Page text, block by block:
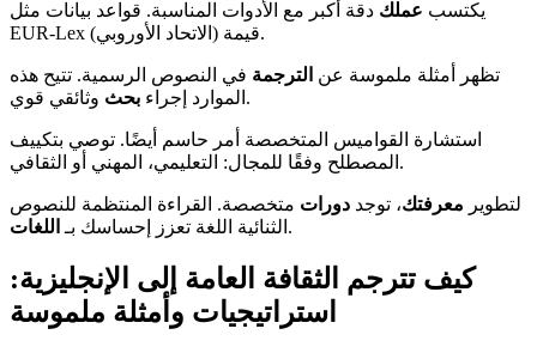
يكتسب عملك دقة أكبر مع الأدوات المناسبة. قواعد بيانات مثل
EUR-Lex (الاتحاد الأوروبي) قيمة.
تظهر أمثلة ملموسة عن الترجمة في النصوص الرسمية. تتيح هذه
الموارد إجراء بحث وثائقي قوي.
استشارة القواميس المتخصصة أمر حاسم أيضًا. توصي بتكييف
المصطلح وفقًا للمجال: التعليمي، المهني أو الثقافي.
لتطوير معرفتك، توجد دورات متخصصة. القراءة المنتظمة للنصوص
الثنائية اللغة تعزز إحساسك بـ اللغات .
كيف تترجم الثقافة العامة إلى الإنجليزية:
استراتيجيات وأمثلة ملموسة